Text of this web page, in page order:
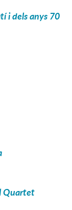
i dels anys 70
Quartet